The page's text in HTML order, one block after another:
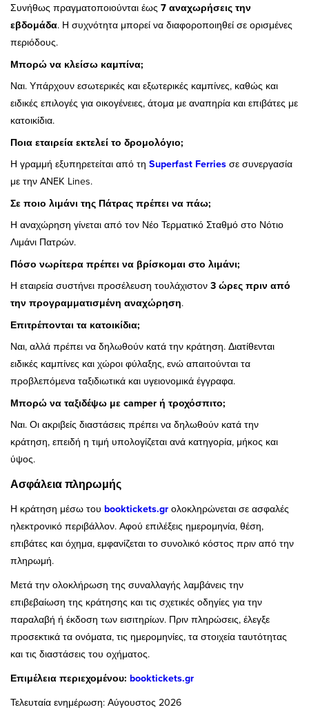
Συνήθως πραγματοποιούνται έως 7 αναχωρήσεις την
εβδομάδα. Η συχνότητα μπορεί να διαφοροποιηθεί σε ορισμένες
περιόδους.
Μπορώ να κλείσω καμπίνα;
Ναι. Υπάρχουν εσωτερικές και εξωτερικές καμπίνες, καθώς και
ειδικές επιλογές για οικογένειες, άτομα με αναπηρία και επιβάτες με
κατοικίδια.
Ποια εταιρεία εκτελεί το δρομολόγιο;
Η γραμμή εξυπηρετείται από τη Superfast Ferries σε συνεργασία
με την ANEK Lines.
Σε ποιο λιμάνι της Πάτρας πρέπει να πάω;
Η αναχώρηση γίνεται από τον Νέο Τερματικό Σταθμό στο Νότιο
Λιμάνι Πατρών.
Πόσο νωρίτερα πρέπει να βρίσκομαι στο λιμάνι;
Η εταιρεία συστήνει προσέλευση τουλάχιστον 3 ώρες πριν από
την προγραμματισμένη αναχώρηση.
Επιτρέπονται τα κατοικίδια;
Ναι, αλλά πρέπει να δηλωθούν κατά την κράτηση. Διατίθενται
ειδικές καμπίνες και χώροι φύλαξης, ενώ απαιτούνται τα
προβλεπόμενα ταξιδιωτικά και υγειονομικά έγγραφα.
Μπορώ να ταξιδέψω με camper ή τροχόσπιτο;
Ναι. Οι ακριβείς διαστάσεις πρέπει να δηλωθούν κατά την
κράτηση, επειδή η τιμή υπολογίζεται ανά κατηγορία, μήκος και
ύψος.
Ασφάλεια πληρωμής
Η κράτηση μέσω του booktickets.gr ολοκληρώνεται σε ασφαλές
ηλεκτρονικό περιβάλλον. Αφού επιλέξεις ημερομηνία, θέση,
επιβάτες και όχημα, εμφανίζεται το συνολικό κόστος πριν από την
πληρωμή.
Μετά την ολοκλήρωση της συναλλαγής λαμβάνεις την
επιβεβαίωση της κράτησης και τις σχετικές οδηγίες για την
παραλαβή ή έκδοση των εισιτηρίων. Πριν πληρώσεις, έλεγξε
προσεκτικά τα ονόματα, τις ημερομηνίες, τα στοιχεία ταυτότητας
και τις διαστάσεις του οχήματος.
Επιμέλεια περιεχομένου: booktickets.gr
Τελευταία ενημέρωση: Αύγουστος 2026